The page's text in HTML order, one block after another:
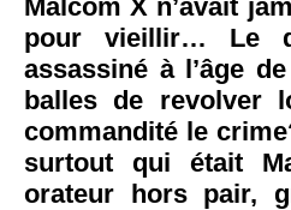
Malcom X n’avait
pour vieillir… Le
assassiné à l’âge
balles de revolver
commandité le
surtout qui était
orateur hors pair,